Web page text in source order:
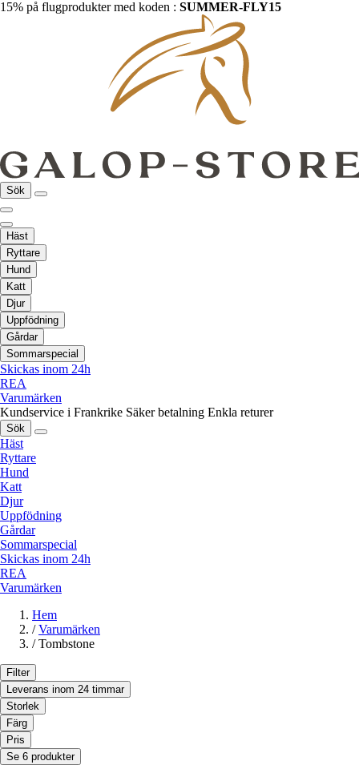
15% på flugprodukter med koden : SUMMER-FLY15
Sök
Häst
Ryttare
Hund
Katt
Djur
Uppfödning
Gårdar
Sommarspecial
Skickas inom 24h
REA
Varumärken
Kundservice i Frankrike Säker betalning Enkla returer
Sök
Häst
Ryttare
Hund
Katt
Djur
Uppfödning
Gårdar
Sommarspecial
Skickas inom 24h
REA
Varumärken
Hem
/ Varumärken
/ Tombstone
Filter
Leverans inom 24 timmar
Storlek
Färg
Pris
Se 6 produkter